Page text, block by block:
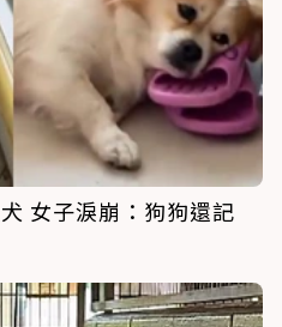
女子淚崩：狗狗還記